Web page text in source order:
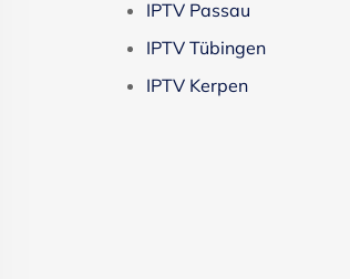
IPTV Passau
IPTV Tübingen
IPTV Kerpen